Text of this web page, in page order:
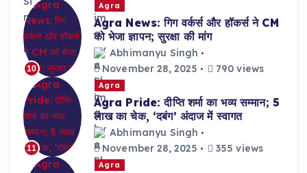
10
Agra
Agra News: गिग वर्कर्स और हॉकर्स ने CM
को भेजा ज्ञापन; सुरक्षा की मांग
Abhimanyu Singh
November 28, 2025
790 views
11
Agra
Agra Pride: दीप्ति शर्मा का भव्य सम्मान; 5
लाख का चेक, ‘दबंग’ अंदाज में स्वागत
Abhimanyu Singh
November 28, 2025
355 views
Agra